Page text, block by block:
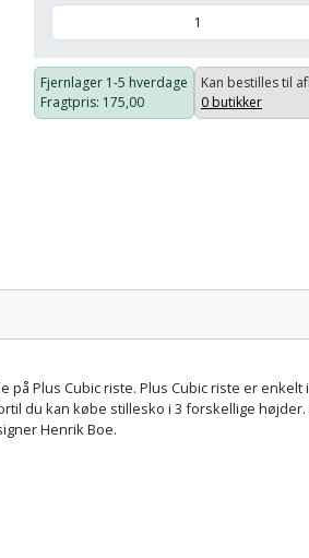
Fjernlager 1-5 hverdage
Fragtpris: 175,00
Kan bestilles til
0 butikker
Pris:
på Plus Cubic riste. Plus Cubic riste er
du kan købe stillesko i 3 forskellige
Henrik Boe.